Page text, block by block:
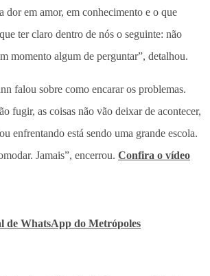
dor em amor, em conhecimento e o que
ter claro dentro de nós o seguinte: não
momento algum de perguntar”, detalhou.
falou sobre como encarar os problemas.
fugir, as coisas não vão deixar de acontecer,
enfrentando está sendo uma grande escola.
Jamais”, encerrou. Confira o vídeo
de WhatsApp do Metrópoles